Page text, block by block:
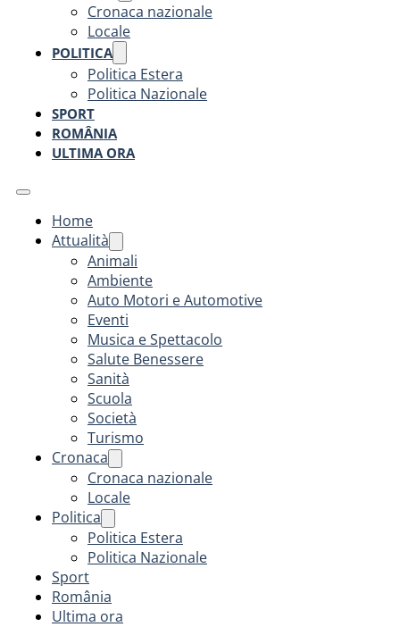
Cronaca nazionale
Locale
POLITICA
Politica Estera
Politica Nazionale
SPORT
ROMÂNIA
ULTIMA ORA
Home
Attualità
Animali
Ambiente
Auto Motori e Automotive
Eventi
Musica e Spettacolo
Salute Benessere
Sanità
Scuola
Società
Turismo
Cronaca
Cronaca nazionale
Locale
Politica
Politica Estera
Politica Nazionale
Sport
România
Ultima ora